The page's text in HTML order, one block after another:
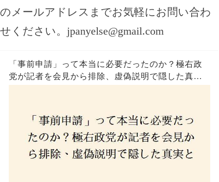
のメールアドレスまでお気軽にお問い合わ
せください。 jpanyelse@gmail.com
「事前申請」って本当に必要だったのか？極右政
党が記者を会見から排除、虚偽説明で隠した真実